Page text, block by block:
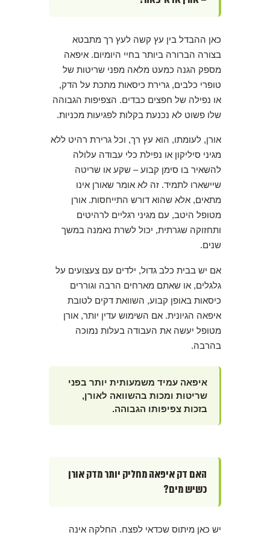
כאן ההבדל בין עץ קשה לעץ רך מתבטא
בצורה הברורה ביותר בחיי היומיום. איפאה
מספק הגנה כמעט מלאה מפני שריטות של
טופרי כלבים, גרירת כיסאות מתכת על הדק,
או נפילה של חפצים כבדים. הצפיפות הגבוהה
שלו פשוט לא נכנעת בקלות לפגיעות מכניות.
אורן, לעומתו, הוא עץ רך, וכל גרירת רהיט ללא
מגיני סיליקון או נפילת כלי עבודה עלולה
להשאיר בו סימן קבוע – שקע או שריטה
שיישארו לתמיד. זה לא אומר שאורן אינו
מתאים, אלא שהוא דורש התייחסות. אורן
מטופל היטב, עם מגיני רגליים לרהיטים
ותחזוקה שגרתית, יכול לשרת נאמנה במשך
שנים.
אם יש בבית כלב גדול, ילדים עם צעצועים על
גלגלים, או שאתם מארחים הרבה וגוררים
כיסאות באופן קבוע, השוואת דקים לטובת
איפאה הגיונית. אם השימוש עדין יותר, אורן
מטופל יעשה את העבודה בעלות נמוכה
בהרבה.
איפאה עמיד משמעותית יותר בפני
שריטות ומכות בהשוואה לאורן,
בזכות צפיפותו הגבוהה.
האם דק איפאה מחליק יותר מדק אורן
כשיש מים?
יש כאן מיתוס שכדאי לפצח. החלקה אינה